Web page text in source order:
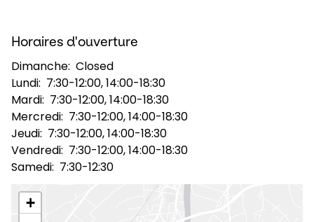
Horaires d'ouverture
Dimanche: Closed
Lundi: 7:30-12:00, 14:00-18:30
Mardi: 7:30-12:00, 14:00-18:30
Mercredi: 7:30-12:00, 14:00-18:30
Jeudi: 7:30-12:00, 14:00-18:30
Vendredi: 7:30-12:00, 14:00-18:30
Samedi: 7:30-12:30
+